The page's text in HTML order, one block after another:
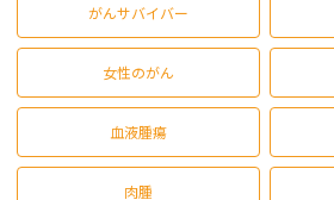
がんサバイバー
女性のがん
血液腫瘍
肉腫